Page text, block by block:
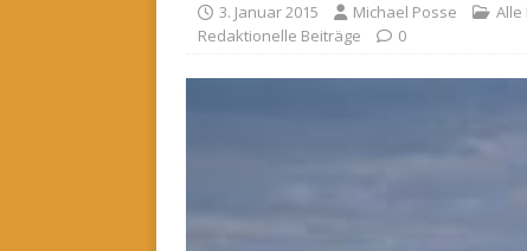
3. Januar 2015 Michael Posse Alle
Redaktionelle Beiträge
0